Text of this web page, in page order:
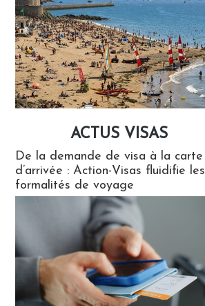
ACTUS VISAS
De la demande de visa à la carte
d’arrivée : Action-Visas fluidifie les
formalités de voyage